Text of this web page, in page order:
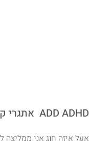
אתגרי קשב וריכוז ADD ADHD
אעל איזה חוג אני